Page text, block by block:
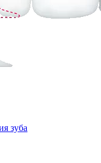
зуба